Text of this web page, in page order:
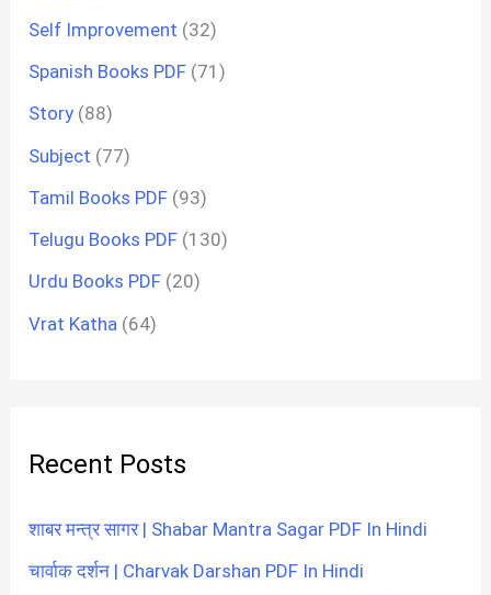
Self Improvement (32)
Spanish Books PDF (71)
Story (88)
Subject (77)
Tamil Books PDF (93)
Telugu Books PDF (130)
Urdu Books PDF (20)
Vrat Katha (64)
Recent Posts
शाबर मन्त्र सागर | Shabar Mantra Sagar PDF In Hindi
चार्वाक दर्शन | Charvak Darshan PDF In Hindi